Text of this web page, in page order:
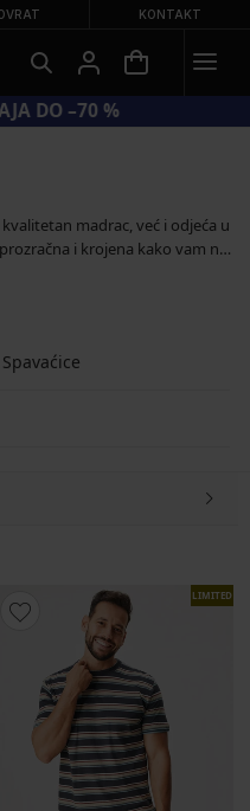
KONTAKT
DO –70 %
madrac, već i odjeća u
i krojena kako vam ne
ćete pronaći klasične
s kratkim rukavima i
kao u pamuku.
Spavaćice
LIMITED